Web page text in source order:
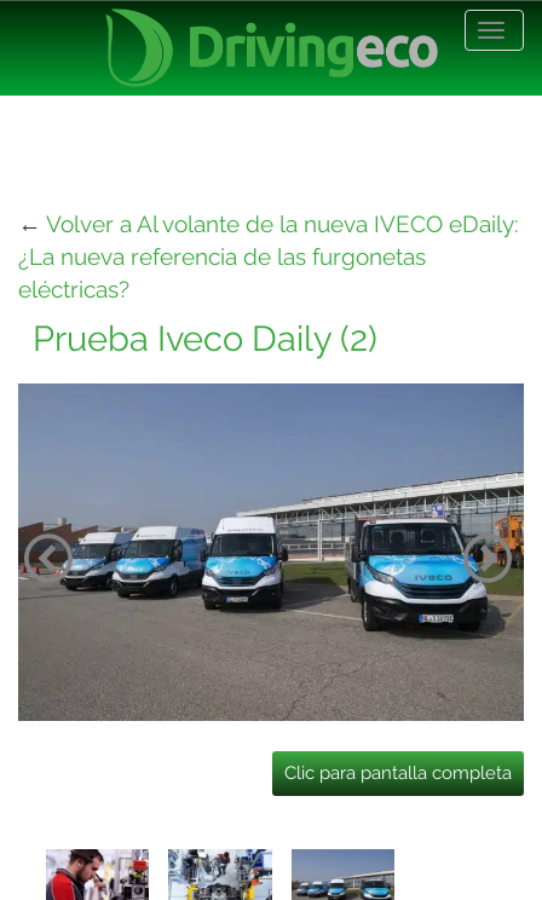
← Volver a Al volante de la nueva IVECO eDaily:
¿La nueva referencia de las furgonetas
eléctricas?
Prueba Iveco Daily (2)
Clic para pantalla completa